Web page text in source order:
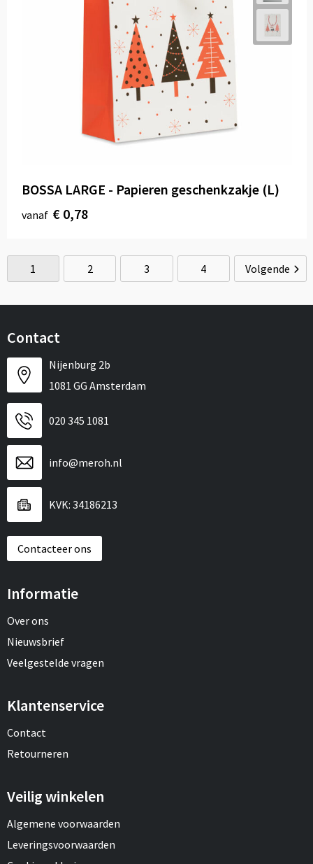
BOSSA LARGE - Papieren geschenkzakje (L)
vanaf € 0,78
1 2 3 4 Volgende
Contact
Nijenburg 2b
1081 GG Amsterdam
020 345 1081
info@meroh.nl
KVK: 34186213
Contacteer ons
Informatie
Over ons
Nieuwsbrief
Veelgestelde vragen
Klantenservice
Contact
Retourneren
Veilig winkelen
Algemene voorwaarden
Leveringsvoorwaarden